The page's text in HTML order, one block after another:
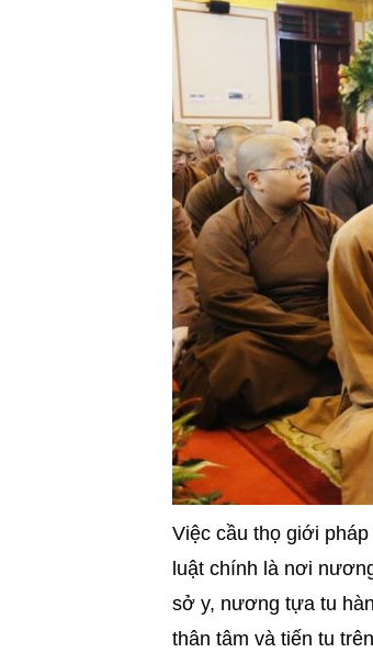
Việc cầu thọ giới
luật chính là nơi
sở y, nương tựa tu
thân tâm và tiến tu